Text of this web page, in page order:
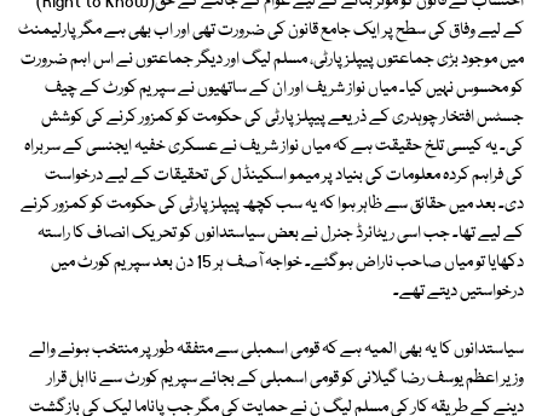
کے لیے وفاق کی سطح پر ایک جامع قانون کی ضرورت تھی اور اب بھی ہے مگر پارلیمنٹ
میں موجود بڑی جماعتوں پیپلز پارٹی، مسلم لیگ اور دیگر جماعتوں نے اس اہم ضرورت
کو محسوس نہیں کیا۔ میاں نواز شریف اور ان کے ساتھیوں نے سپریم کورٹ کے چیف
جسٹس افتخار چوہدری کے ذریعے پیپلز پارٹی کی حکومت کو کمزور کرنے کی کوشش
کی۔ یہ کیسی تلخ حقیقت ہے کہ میاں نواز شریف نے عسکری خفیہ ایجنسی کے سربراہ
کی فراہم کردہ معلومات کی بنیاد پر میمو اسکینڈل کی تحقیقات کے لیے درخواست
دی۔ بعد میں حقائق سے ظاہر ہوا کہ یہ سب کچھ پیپلز پارٹی کی حکومت کو کمزور کرنے
کے لیے تھا۔ جب اسی ریٹائرڈ جنرل نے بعض سیاستدانوں کو تحریک انصاف کا راستہ
دکھایا تو میاں صاحب ناراض ہوگئے۔ خواجہ آصف ہر 15 دن بعد سپریم کورٹ میں
درخواستیں دیتے تھے۔
سیاستدانوں کا یہ بھی المیہ ہے کہ قومی اسمبلی سے متفقہ طور پر منتخب ہونے والے
وزیر اعظم یوسف رضا گیلانی کو قومی اسمبلی کے بجائے سپریم کورٹ سے نااہل قرار
دینے کے طریقہ کار کی مسلم لیگ ن نے حمایت کی مگر جب پاناما لیک کی بازگشت